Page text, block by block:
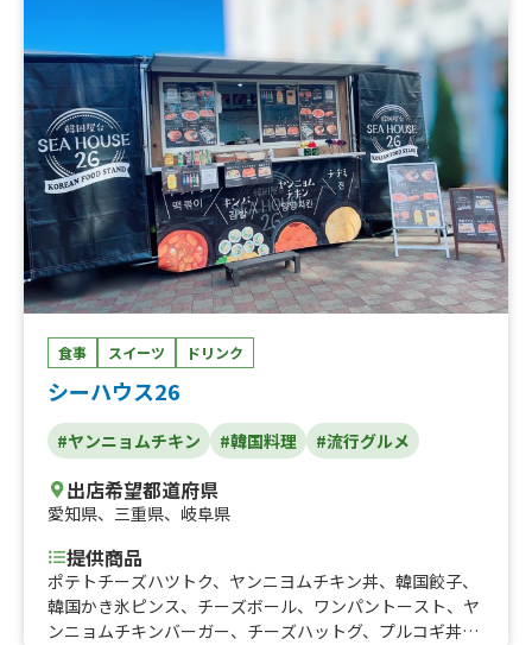
食事 スイーツ ドリンク
シーハウス26
#ヤンニョムチキン #韓国料理 #流行グルメ
出店希望都道府県
愛知県、 三重県、 岐阜県
提供商品
ポテトチーズハツトク、ヤンニヨムチキン丼、韓国餃子、
韓国かき氷ピンス、チーズボール、ワンパントースト、ヤ
ンニョムチキンバーガー、チーズハットグ、プルコギ丼、